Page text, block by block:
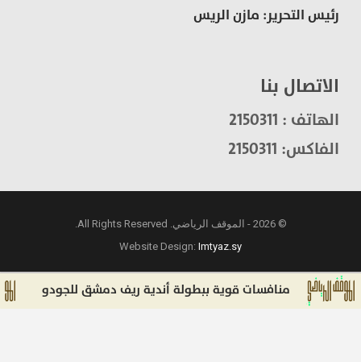
رئيس التحرير: مازن الريس
الاتصال بنا
الهاتف : 2150311
الفاكس: 2150311
© 2026 - الموقف الرياضي. All Rights Reserved.
Website Design:Imtyaz.sy
منافسات قوية ببطولة أندية ريف دمشق للجودو